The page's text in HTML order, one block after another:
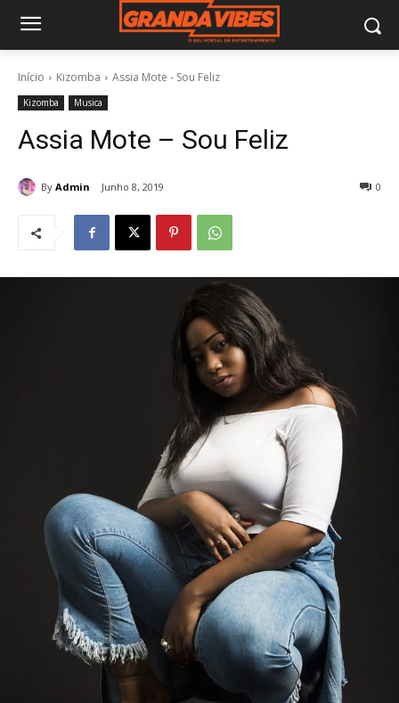
Início Kizomba Assia Mote - Sou Feliz
Kizomba Musica
Assia Mote – Sou Feliz
By Admin Junho 8, 2019 0